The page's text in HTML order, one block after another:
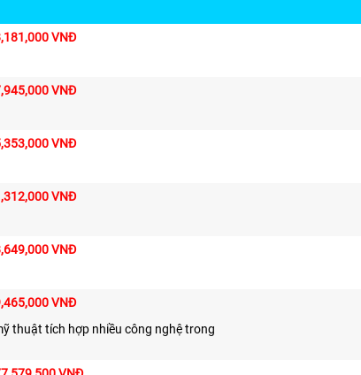
VNĐ
VNĐ
VNĐ
VNĐ
VNĐ
VNĐ
thuật tích hợp nhiều công nghệ trong